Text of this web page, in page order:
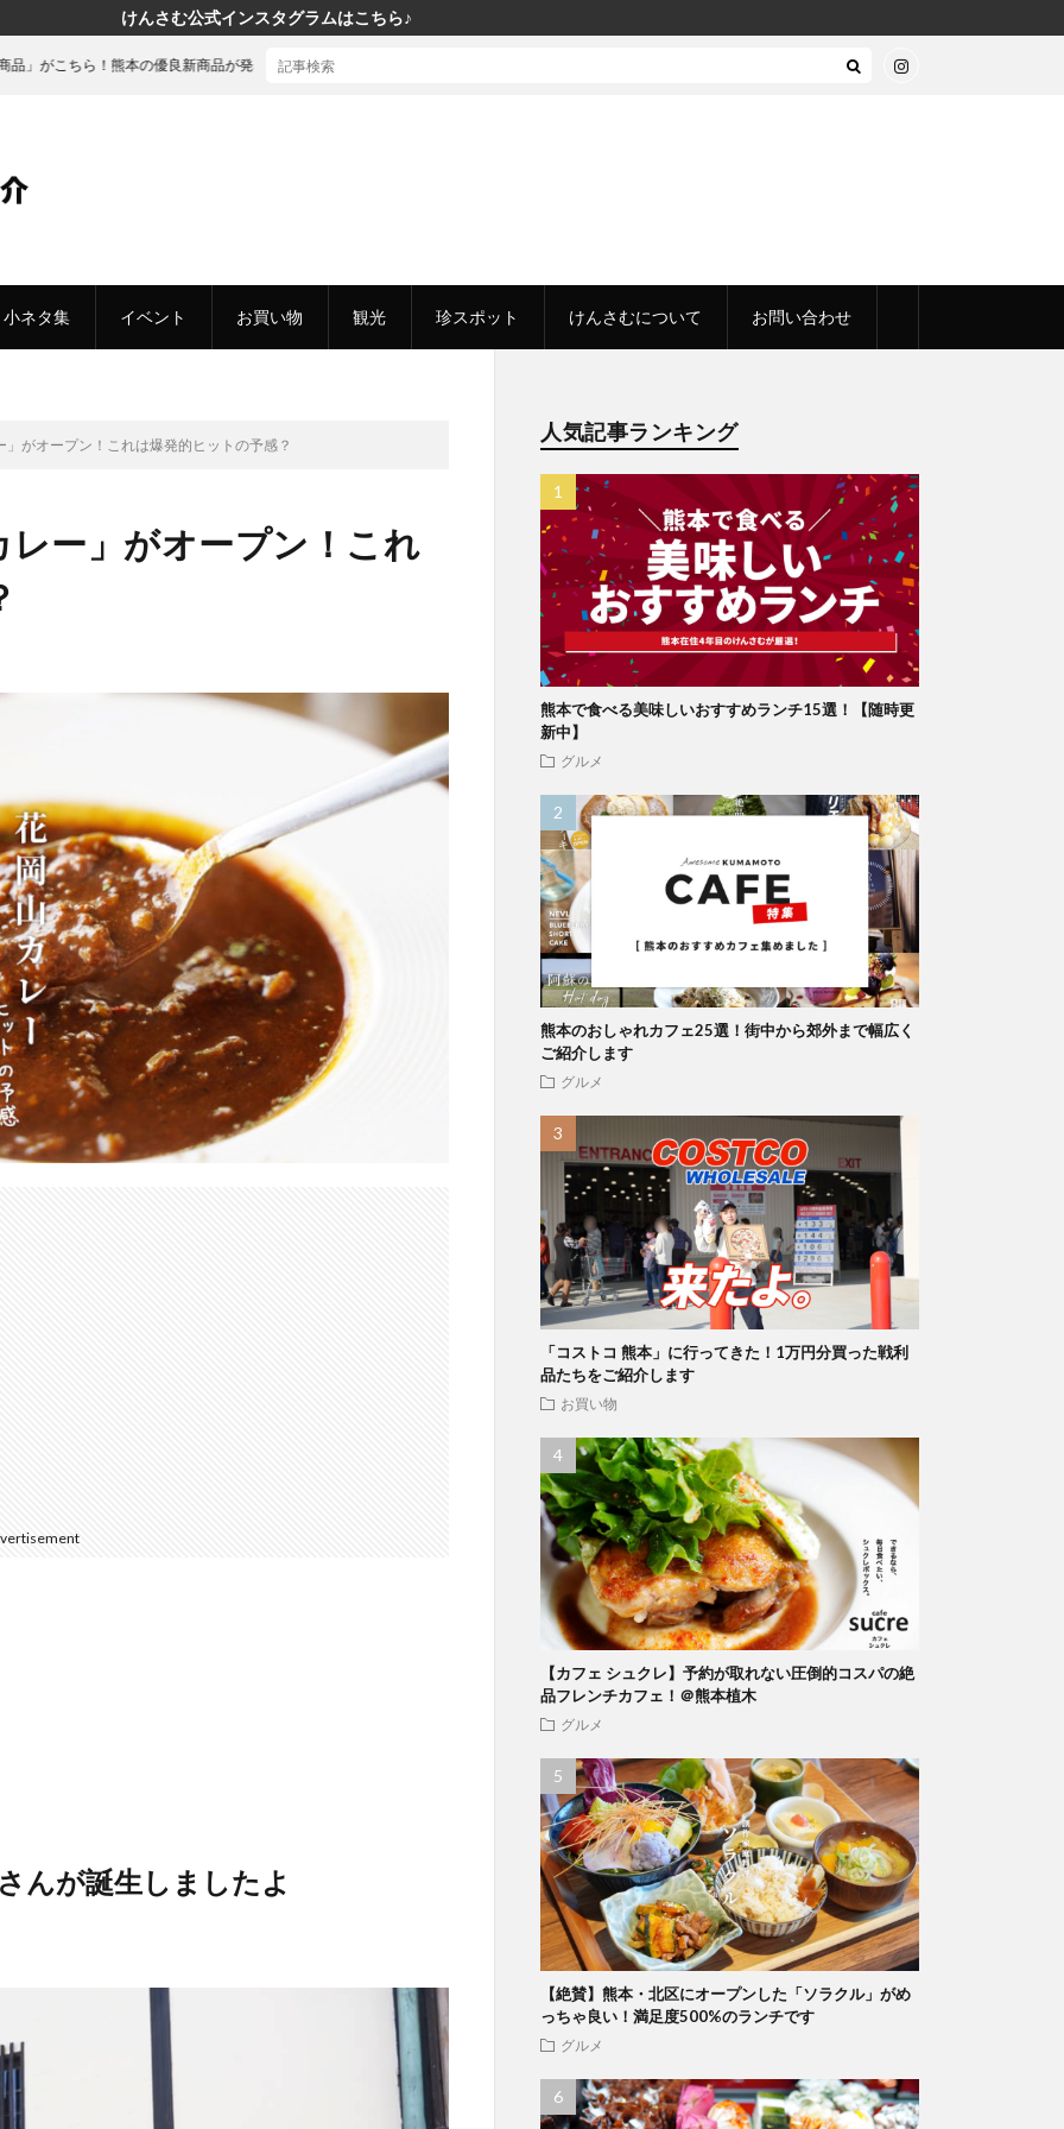
けんさむ公式インスタグラムはこちら♪
小ネタ集 イベント お買い物 観光 珍スポット けんさむについて お問い合わせ
熊本の優良新商品が発表されました
がオープン！これは爆発的ヒットの予感？
ー」がオープン！これ
んが誕生しましたよ
人気記事ランキング
熊本で食べる美味しいおすすめランチ15選！【随時更
新中】
グルメ
熊本のおしゃれカフェ25選！街中から郊外まで幅広く
ご紹介します
グルメ
「コストコ 熊本」に行ってきた！1万円分買った戦利
品たちをご紹介します
お買い物
【カフェ シュクレ】予約が取れない圧倒的コスパの絶
品フレンチカフェ！＠熊本植木
グルメ
【絶賛】熊本・北区にオープンした「ソラクル」がめ
っちゃ良い！満足度500%のランチです
グルメ